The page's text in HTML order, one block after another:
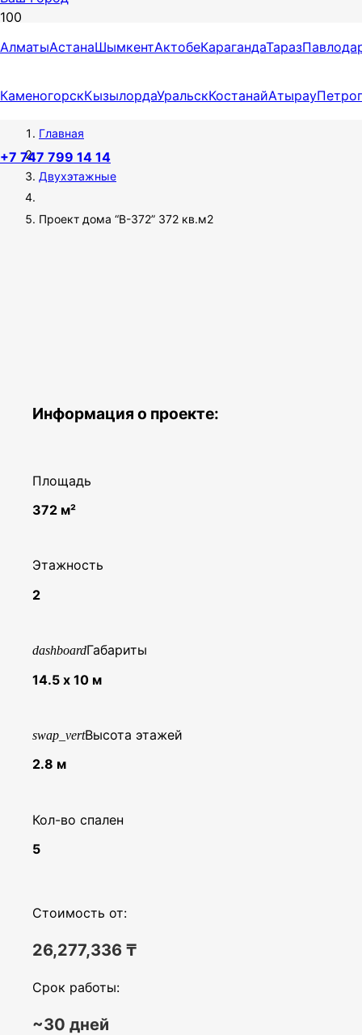
АлматыАстанаШымкентАктобеКарагандаТараз
КаменогорскКызылордаУральскКостанайАтырау
+7 747 799 14 14
ПРОЕКТ ДОМА “В-372” 372
КВ.М2
Главная
Двухэтажные
Проект дома “В-372” 372 кв.м2
Информация о проекте:
Площадь
372 м²
Этажность
2
dashboardГабариты
14.5 х 10 м
swap_vertВысота этажей
2.8 м
Кол-во спален
5
Стоимость от:
26,277,336 ₸
Срок работы:
~30 дней